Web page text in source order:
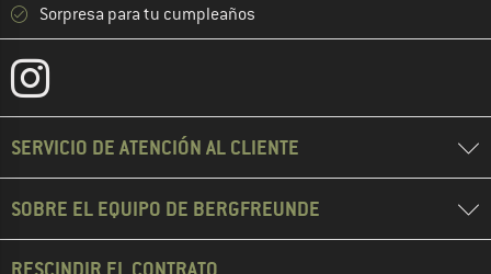
Sorpresa para tu cumpleaños
SERVICIO DE ATENCIÓN AL CLIENTE
SOBRE EL EQUIPO DE BERGFREUNDE
RESCINDIR EL CONTRATO